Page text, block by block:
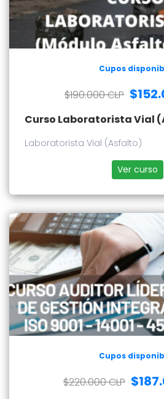
Cupos
$190.000 CLP
Curso Laboratorista Vial
Laboratorista Vial (Asfalto)
Ver curso
Cupos
$220.000 CLP